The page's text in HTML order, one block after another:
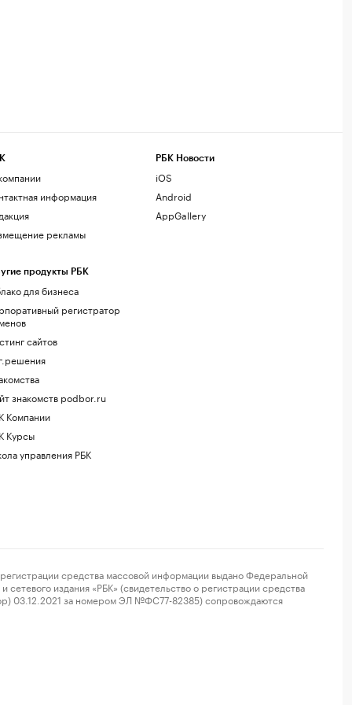
информация
рекламы
продукты РБК
для бизнеса
регистратор
сайтов
знакомств podbor.ru
Компании
Курсы
управления РБК
РБК Новости
iOS
Android
AppGallery
средства массовой информации выдано Федеральной
издания «РБК» (свидетельство о регистрации средства
03.12.2021 за номером ЭЛ №ФС77-82385) сопровождаются